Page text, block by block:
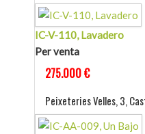
IC-V-110, Lavadero
Per venta
275.000 €
Peixeteries Velles, 3,